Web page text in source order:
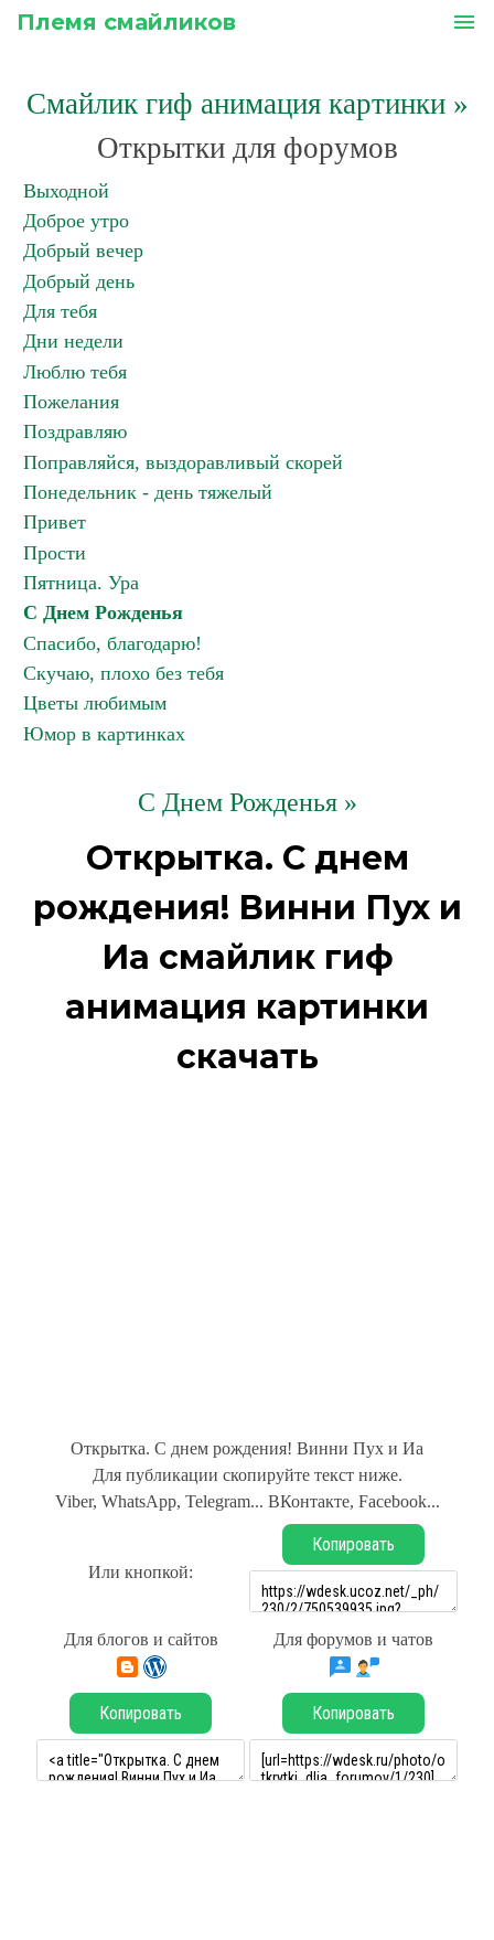
Племя смайликов menu
Смайлик гиф анимация картинки»
Открытки для форумов
Выходной
Доброе утро
Добрый вечер
Добрый день
Для тебя
Дни недели
Люблю тебя
Пожелания
Поздравляю
Поправляйся, выздоравливый скорей
Понедельник - день тяжелый
Привет
Прости
Пятница. Ура
С Днем Рожденья
Спасибо, благодарю!
Скучаю, плохо без тебя
Цветы любимым
Юмор в картинках
С Днем Рожденья »
Открытка. С днем
рождения! Винни Пух и
Иа смайлик гиф
анимация картинки
скачать
Открытка. С днем рождения! Винни Пух и Иа
Для публикации скопируйте текст ниже.
Viber, WhatsApp, Telegram... ВКонтакте, Facebook...
Или кнопкой:
Копировать
Для блогов и сайтов Для форумов и чатов
Копировать Копировать